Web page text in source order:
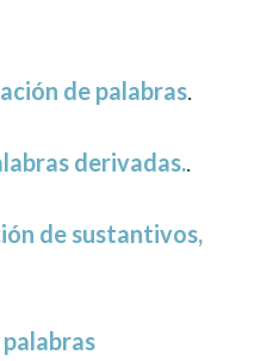
de palabras.
derivadas..
de sustantivos,